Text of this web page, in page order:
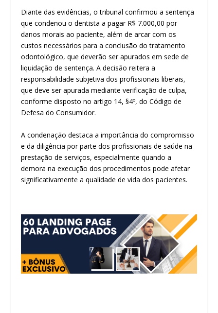
Diante das evidências, o tribunal confirmou a sentença
que condenou o dentista a pagar R$ 7.000,00 por
danos morais ao paciente, além de arcar com os
custos necessários para a conclusão do tratamento
odontológico, que deverão ser apurados em sede de
liquidação de sentença. A decisão reitera a
responsabilidade subjetiva dos profissionais liberais,
que deve ser apurada mediante verificação de culpa,
conforme disposto no artigo 14, §4º, do Código de
Defesa do Consumidor.
A condenação destaca a importância do compromisso
e da diligência por parte dos profissionais de saúde na
prestação de serviços, especialmente quando a
demora na execução dos procedimentos pode afetar
significativamente a qualidade de vida dos pacientes.